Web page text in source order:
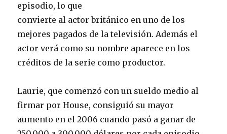
episodio, lo que
convierte al actor británico en uno de los
mejores pagados de la televisión. Además el
actor verá como su nombre aparece en los
créditos de la serie como productor.
Laurie, que comenzó con un sueldo medio al
firmar por House, consiguió su mayor
aumento en el 2006 cuando pasó a ganar de